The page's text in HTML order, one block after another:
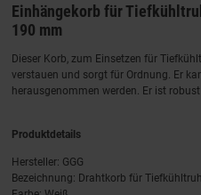
Einhängekorb für
190 mm
Dieser Korb, zum Einsetzen für
verstauen und sorgt für Ordnung. Er
herausgenommen werden. Er ist
Produktdetails
Hersteller: GGG
Bezeichnung: Drahtkorb für